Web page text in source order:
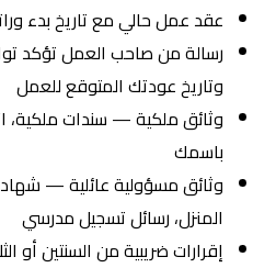
عقد عمل حالي مع تاريخ بدء
رسالة من صاحب العمل تؤكد
وتاريخ عودتك المتوقع للعمل
وثائق ملكية — سندات ملكية،
باسمك
وثائق مسؤولية عائلية —
المنزل، رسائل تسجيل مدرسي
إقرارات ضريبية من السنتين أو